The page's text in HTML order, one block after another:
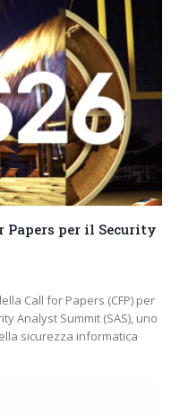
per il Security
Call for Papers (CFP) per
Analyst Summit (SAS), uno
sicurezza informatica